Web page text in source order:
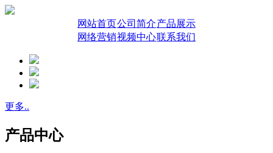
网站首页公司简介产品展示
网络营销视频中心联系我们
更多..
产品中心